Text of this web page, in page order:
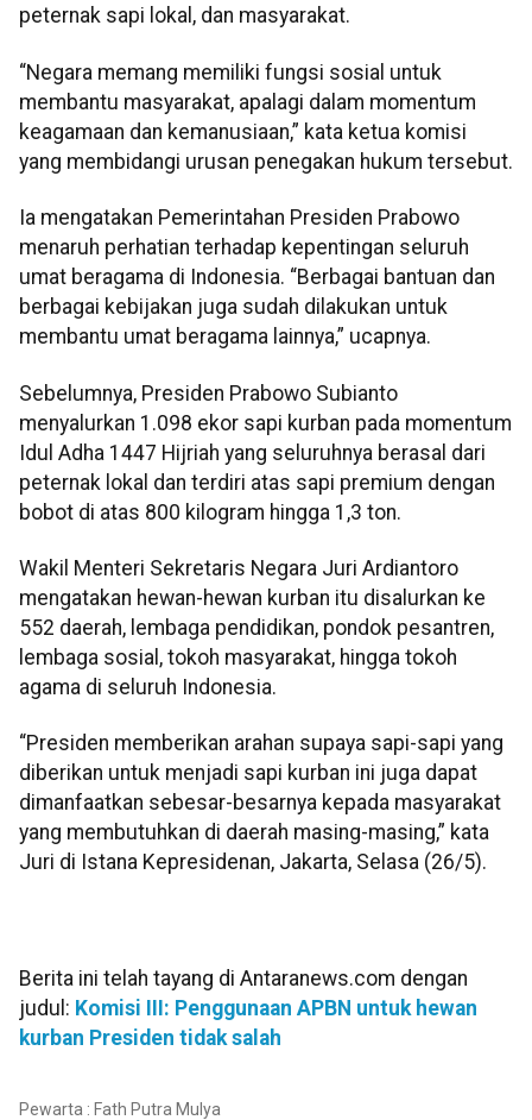
peternak sapi lokal, dan masyarakat.
“Negara memang memiliki fungsi sosial untuk
membantu masyarakat, apalagi dalam momentum
keagamaan dan kemanusiaan,” kata ketua komisi
yang membidangi urusan penegakan hukum tersebut.
Ia mengatakan Pemerintahan Presiden Prabowo
menaruh perhatian terhadap kepentingan seluruh
umat beragama di Indonesia. “Berbagai bantuan dan
berbagai kebijakan juga sudah dilakukan untuk
membantu umat beragama lainnya,” ucapnya.
Sebelumnya, Presiden Prabowo Subianto
menyalurkan 1.098 ekor sapi kurban pada momentum
Idul Adha 1447 Hijriah yang seluruhnya berasal dari
peternak lokal dan terdiri atas sapi premium dengan
bobot di atas 800 kilogram hingga 1,3 ton.
Wakil Menteri Sekretaris Negara Juri Ardiantoro
mengatakan hewan-hewan kurban itu disalurkan ke
552 daerah, lembaga pendidikan, pondok pesantren,
lembaga sosial, tokoh masyarakat, hingga tokoh
agama di seluruh Indonesia.
“Presiden memberikan arahan supaya sapi-sapi yang
diberikan untuk menjadi sapi kurban ini juga dapat
dimanfaatkan sebesar-besarnya kepada masyarakat
yang membutuhkan di daerah masing-masing,” kata
Juri di Istana Kepresidenan, Jakarta, Selasa (26/5).
Berita ini telah tayang di Antaranews.com dengan
judul: Komisi III: Penggunaan APBN untuk hewan
kurban Presiden tidak salah
Pewarta : Fath Putra Mulya